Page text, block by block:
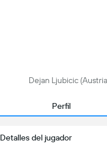
Dejan Ljubicic
Perfil
Detalles del jugador